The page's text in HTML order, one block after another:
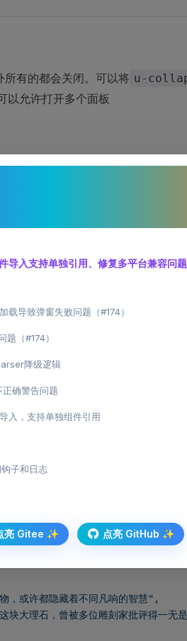
入支持单独引用、修复多平台兼容问
导致弹窗失败问题（#174）
（#174）
降级逻辑
确警告问题
入，支持单独组件引用
子和日志
亮 Gitee ✨ 点亮 GitHub ✨
有的都会关闭。可以将 u-
以允许打开多个面板
参照物乃至稍降一格去看待他人，值得
发现美的眼睛"
,
，或许都隐藏着不同凡响的智慧" ,
块大理石，曾被多位雕刻家批评得一无